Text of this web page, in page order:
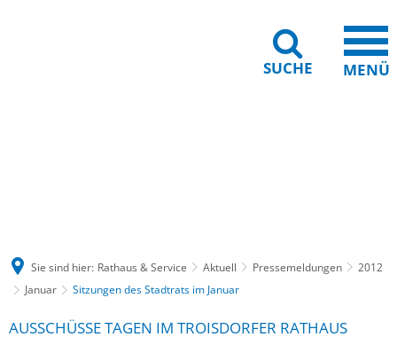
SUCHE MENÜ
Sie sind hier: Rathaus & Service Aktuell Pressemeldungen
2012
Januar
Sitzungen des Stadtrats im Januar
AUSSCHÜSSE TAGEN IM TROISDORFER RATHAUS